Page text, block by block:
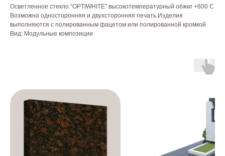
Осветленное стекло “OPTIWHITE” высокотемпературный обжиг +600 С
Возможна односторонняя и двухсторонняя печать.Изделия
выполняются с полированным фацетом или полированной кромкой
Вид: Модульные композиции